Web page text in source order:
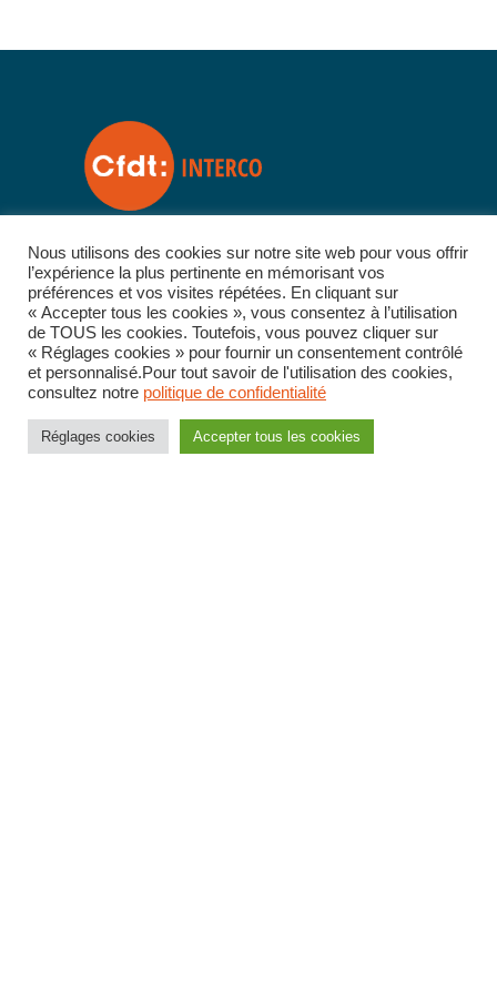
Fédération CFDT Interco
47-49 Avenue Simon Bolivar
75019 Paris
Téléphone : 01 56 41 52 52
Mail :accueil@interco.cfdt.fr
Nous utilisons des cookies sur notre site web pour vous offrir
l’expérience la plus pertinente en mémorisant vos
préférences et vos visites répétées. En cliquant sur
« Accepter tous les cookies », vous consentez à l’utilisation
de TOUS les cookies. Toutefois, vous pouvez cliquer sur
« Réglages cookies » pour fournir un consentement contrôlé
et personnalisé.Pour tout savoir de l'utilisation des cookies,
consultez notre politique de confidentialité
Réglages cookies Accepter tous les cookies